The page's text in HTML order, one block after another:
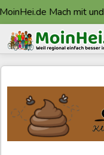
Mach mit und